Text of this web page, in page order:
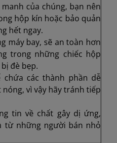
của chúng, bạn nên
hộp kín hoặc bảo quản
hết ngay.
máy bay, sẽ an toàn hơn
trong những chiếc hộp
đè bẹp.
các thành phần dễ
vì vậy hãy tránh tiếp
tin về chất gây dị ứng,
từ những người bán nhỏ